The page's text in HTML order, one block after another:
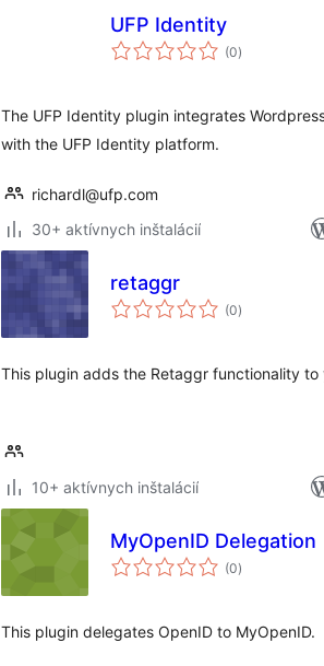
UFP Identity
(0celkové
hodnotenie
)
The UFP Identity plugin integrates
with the UFP Identity platform.
richardl@ufp.com
30+ aktívnych inštalácií
retaggr
(0celkové
hodnotenie
)
This plugin adds the Retaggr functionality to
10+ aktívnych inštalácií
MyOpenID Delegation
(0celkové
hodnotenie
)
This plugin delegates OpenID to MyOpenID.